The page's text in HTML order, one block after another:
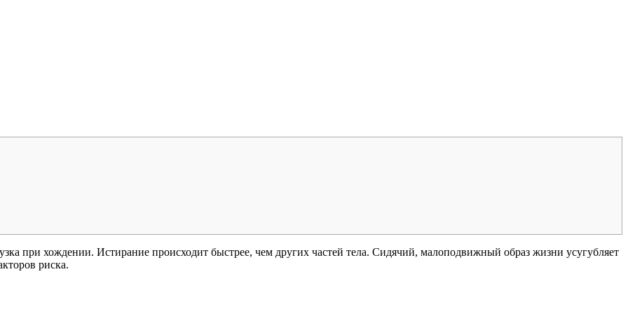
при хождении. Истирание происходит быстрее, чем других частей тела. Сидячий, малоподвижный образ жизни усугубляет
риска.